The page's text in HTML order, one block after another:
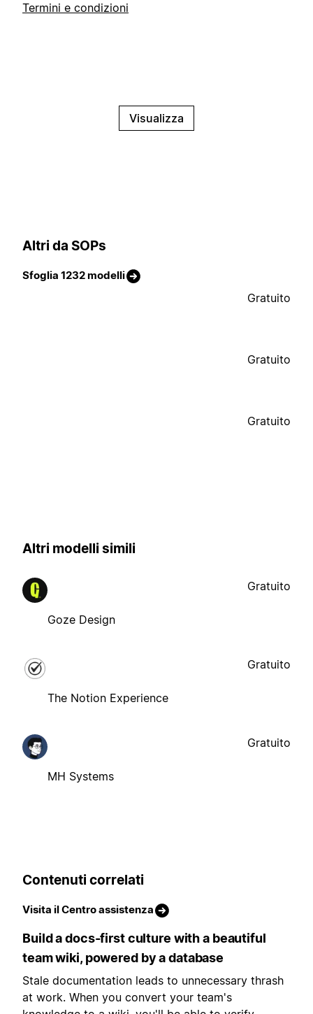
Termini e condizioni
Visualizza
Altri da SOPs
Sfoglia 1232 modelli
Gratuito
Gratuito
Gratuito
Altri modelli simili
Goze Design
Gratuito
The Notion Experience
Gratuito
MH Systems
Gratuito
Contenuti correlati
Visita il Centro assistenza
Build a docs-first culture with a beautiful
team wiki, powered by a database
Stale documentation leads to unnecessary thrash
at work. When you convert your team's